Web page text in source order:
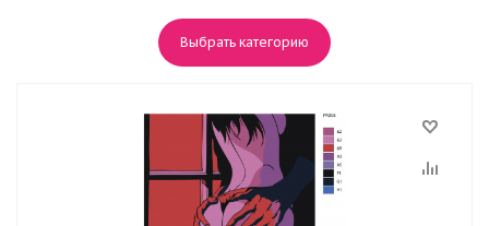
Выбрать категорию